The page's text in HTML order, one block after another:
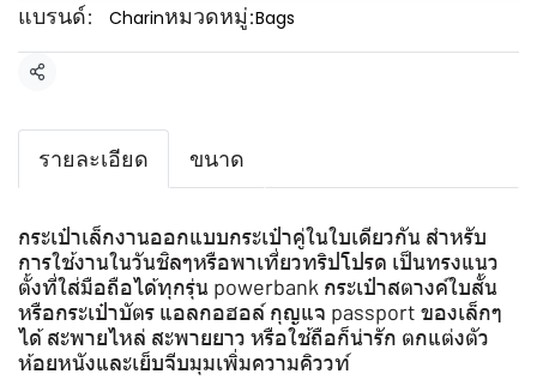
แบรนด์:
Charinหมวดหมู่:Bags
แชร์
รายละเอียด ขนาด
กระเป๋าเล็กงานออกแบบกระเป๋าคู่ในใบเดียวกัน สำหรับ
การใช้งานในวันชิลๆหรือพาเที่ยวทริปโปรด เป็นทรงแนว
ตั้งที่ใส่มือถือได้ทุกรุ่น powerbank กระเป๋าสตางค์ใบสั้น
หรือกระเป๋าบัตร แอลกอฮอล์ กุญแจ passport ของเล็กๆ
ได้ สะพายไหล่ สะพายยาว หรือใช้ถือก็น่ารัก ตกแต่งตัว
ห้อยหนังและเย็บจีบมุมเพิ่มความคิววท์